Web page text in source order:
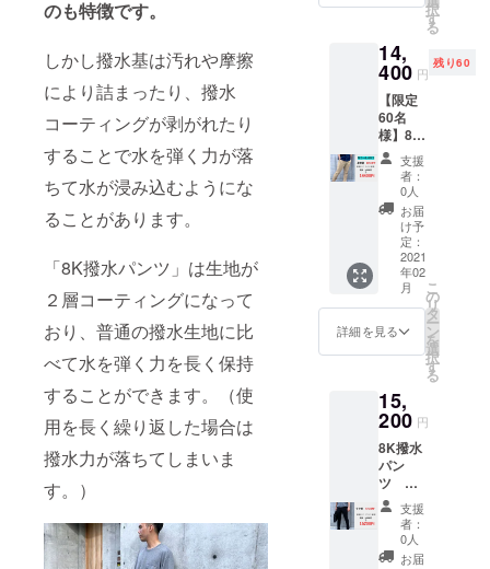
のも特徴です。
しかし撥水基は汚れや摩擦
により詰まったり、撥水
コーティングが剥がれたり
することで水を弾く力が落
ちて水が浸み込むようにな
ることがあります。
「8K撥水パンツ」は生地が
２層コーティングになって
おり、普通の撥水生地に比
べて水を弾く力を長く保持
することができます。（使
用を長く繰り返した場合は
撥水力が落ちてしまいま
す。）
択
す
る
14,
400 円
残り60
【限定
60名
様】8K
撥水パ
ンツ
10％OF
F ・8K
撥水パ
ンツ
カーキ
・取扱
説明書
支援
者：
0人
お届
け予
定：
2021
年02
月
詳細を見る
こ
の
リ
タ
ー
ン
を
選
択
す
る
15,
200 円
8K撥水
パン
ツ
5％OFF
・8K撥
水パン
ツ ブ
支援
者：
0人
お届